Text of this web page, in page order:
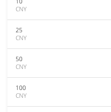
CNY
25
CNY
50
CNY
100
CNY